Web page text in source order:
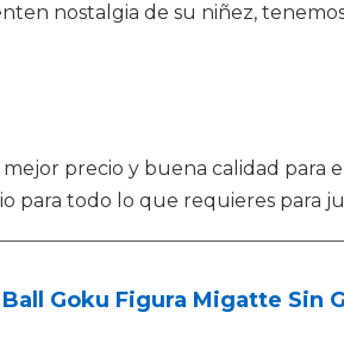
nostalgia de su niñez,
mejor precio y buena calidad para
para todo lo que requieres para
Goku Figura Migatte Sin